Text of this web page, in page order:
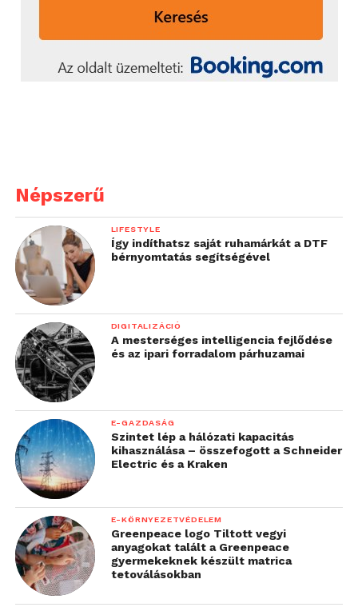
Népszerű
LIFESTYLE
Így indíthatsz saját ruhamárkát a DTF
bérnyomtatás segítségével
DIGITALIZÁCIÓ
A mesterséges intelligencia fejlődése
és az ipari forradalom párhuzamai
E-GAZDASÁG
Szintet lép a hálózati kapacitás
kihasználása – összefogott a Schneider
Electric és a Kraken
E-KÖRNYEZETVÉDELEM
Greenpeace logo Tiltott vegyi
anyagokat talált a Greenpeace
gyermekeknek készült matrica
tetoválásokban